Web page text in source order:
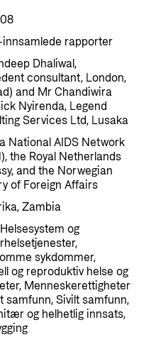
investeringer i
privat sektor
rapporter
Dhaliwal,
consultant, London,
and Mr Chandiwira
Nyirenda, Legend
Services Ltd, Lusaka
National AIDS Network
the Royal Netherlands
and the Norwegian
of Foreign Affairs
Zambia
og
sykdommer,
og reproduktiv helse og
Menneskerettigheter
samfunn, Sivilt samfunn,
og helhetlig innsats,